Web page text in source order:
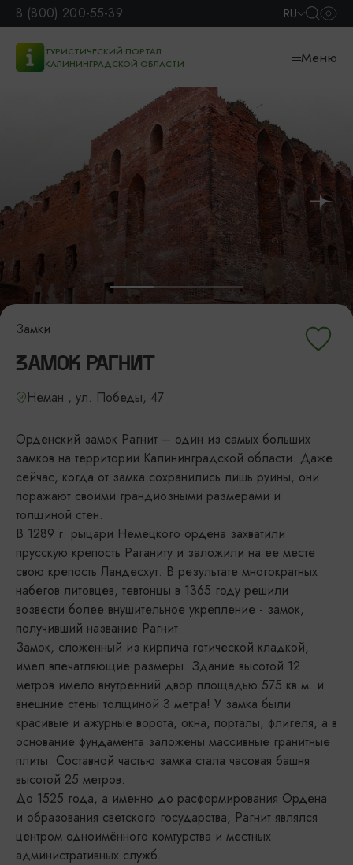
8 (800) 200-55-39 RU
ТУРИСТИЧЕСКИЙ ПОРТАЛ
КАЛИНИНГРАДСКОЙ ОБЛАСТИ
Меню
Замки
ЗАМОК РАГНИТ
Неман , ул. Победы, 47
Орденский замок Рагнит – один из самых больших
замков на территории Калининградской области. Даже
сейчас, когда от замка сохранились лишь руины, они
поражают своими грандиозными размерами и
толщиной стен.
В 1289 г. рыцари Немецкого ордена захватили
прусскую крепость Раганиту и заложили на ее месте
свою крепость Ландесхут. В результате многократных
набегов литовцев, тевтонцы в 1365 году решили
возвести более внушительное укрепление - замок,
получивший название Рагнит.
Замок, сложенный из кирпича готической кладкой,
имел впечатляющие размеры. Здание высотой 12
метров имело внутренний двор площадью 575 кв.м. и
внешние стены толщиной 3 метра! У замка были
красивые и ажурные ворота, окна, порталы, флигеля, а в
основание фундамента заложены массивные гранитные
плиты. Составной частью замка стала часовая башня
высотой 25 метров.
До 1525 года, а именно до расформирования Ордена
и образования светского государства, Рагнит являлся
центром одноимённого комтурства и местных
административных служб.